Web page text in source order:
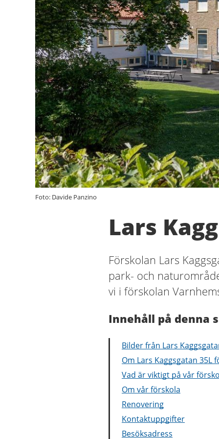
Foto: Davide Panzino
Lars
Förskolan Lars
park- och
vi i förskolan
Innehåll på denna
Bilder från Lars
Om Lars Kaggsgatan 35L
Vad är viktigt på vår
Om vår förskola
Renovering
Kontaktuppgifter
Besöksadress